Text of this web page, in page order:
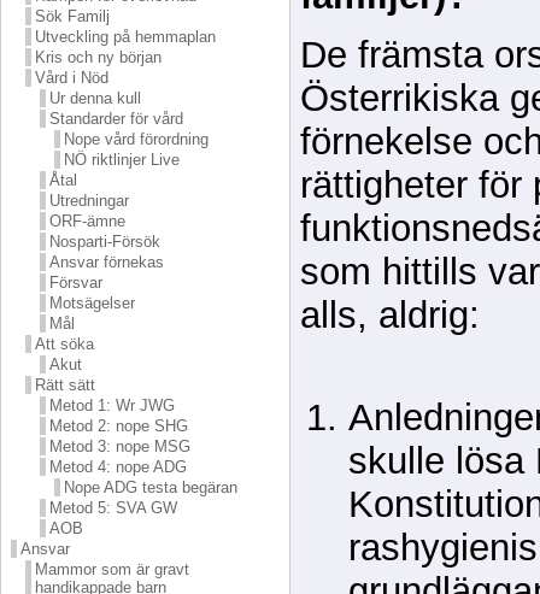
Sök Familj
Utveckling på hemmaplan
Kris och ny början
Vård i Nöd
Ur denna kull
Standarder för vård
Nope vård förordning
NÖ riktlinjer Live
Åtal
Utredningar
ORF-ämne
Nosparti-Försök
Ansvar förnekas
Försvar
Motsägelser
Mål
Att söka
Akut
Rätt sätt
Metod 1: Wr JWG
Metod 2: nope SHG
Metod 3: nope MSG
Metod 4: nope ADG
Nope ADG testa begäran
Metod 5: SVA GW
AOB
Ansvar
Mammor som är gravt
handikappade barn
De främsta
Österrikiska
förnekelse
rättigheter för
som hittills
alls, aldrig:
skulle lösa